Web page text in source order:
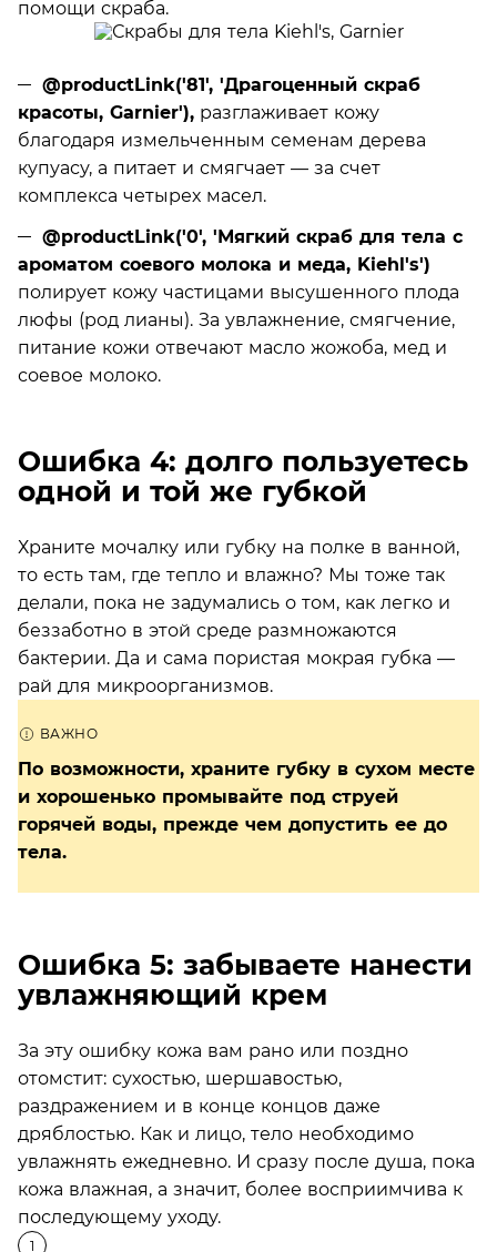
помощи скраба.
@productLink('81', 'Драгоценный скраб
красоты, Garnier'), разглаживает кожу
благодаря измельченным семенам дерева
купуасу, а питает и смягчает — за счет
комплекса четырех масел.
@productLink('0', 'Мягкий скраб для тела с
ароматом соевого молока и меда, Kiehl's')
полирует кожу частицами высушенного плода
люфы (род лианы). За увлажнение, смягчение,
питание кожи отвечают масло жожоба, мед и
соевое молоко.
Ошибка 4: долго пользуетесь
одной и той же губкой
Храните мочалку или губку на полке в ванной,
то есть там, где тепло и влажно? Мы тоже так
делали, пока не задумались о том, как легко и
беззаботно в этой среде размножаются
бактерии. Да и сама пористая мокрая губка —
рай для микроорганизмов.
По возможности, храните губку в сухом месте
и хорошенько промывайте под струей
горячей воды, прежде чем допустить ее до
тела.
Ошибка 5: забываете нанести
увлажняющий крем
За эту ошибку кожа вам рано или поздно
отомстит: сухостью, шершавостью,
раздражением и в конце концов даже
дряблостью. Как и лицо, тело необходимо
увлажнять ежедневно. И сразу после душа, пока
кожа влажная, а значит, более восприимчива к
последующему уходу.